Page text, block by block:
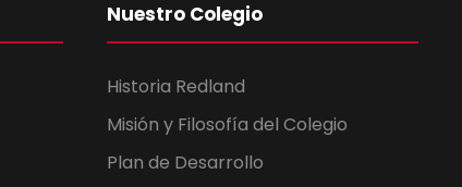
Nuestro Colegio
Historia Redland
Misión y Filosofía del Colegio
Plan de Desarrollo